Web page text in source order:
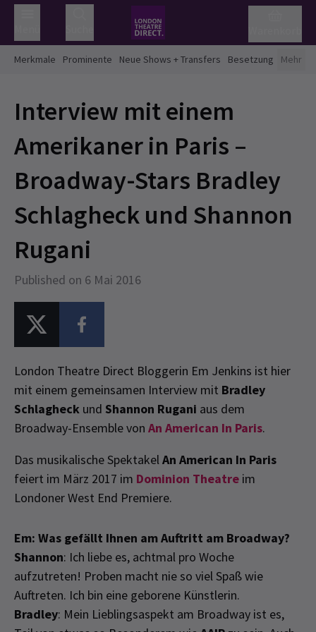
Merkmale Prominente Neue Shows + Transfers Besetzung Mehr
Interview mit einem
Amerikaner in Paris –
Broadway-Stars Bradley
Schlagheck und Shannon
Rugani
Published on 6 Mai 2016
London Theatre Direct Bloggerin Em Jenkins ist hier
mit einem gemeinsamen Interview mit Bradley
Schlagheck und Shannon Rugani aus dem
Broadway-Ensemble von An American In Paris.
Das musikalische SpektakelAn American In Paris
feiert im März 2017 im Dominion Theatre im
Londoner West End Premiere.
Em: Was gefällt Ihnen am Auftritt am Broadway?
Shannon: Ich liebe es, achtmal pro Woche
aufzutreten! Proben macht nie so viel Spaß wie
Auftreten. Ich bin eine geborene Künstlerin.
Bradley: Mein Lieblingsaspekt am Broadway ist es,